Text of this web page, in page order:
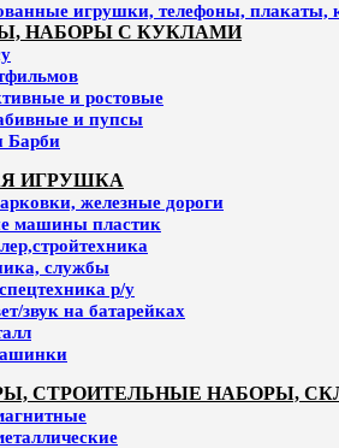
игрушки, телефоны, плакаты,
НАБОРЫ С КУКЛАМИ
и ростовые
и пупсы
Барби
ИГРУШКА
железные дороги
машины пластик
службы
р/у
звук на батарейках
СТРОИТЕЛЬНЫЕ НАБОРЫ,